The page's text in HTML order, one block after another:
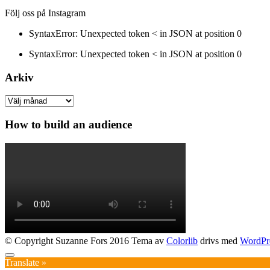
Följ oss på Instagram
SyntaxError: Unexpected token < in JSON at position 0
SyntaxError: Unexpected token < in JSON at position 0
Arkiv
Arkiv
How to build an audience
© Copyright Suzanne Fors 2016 Tema av Colorlib drivs med
Translate »